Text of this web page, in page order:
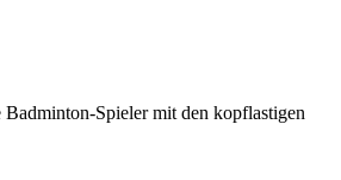
Spieler mit den kopflastigen